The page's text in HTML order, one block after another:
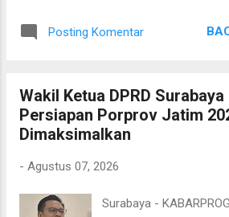
membawa sejumlah
jangan main-main
segera keluar dari tanah
Rahmat, objek tanah
warga. Koordinator aksi
Sudaryanto
Posting Komentar
Wakil Ketua DPRD
Persiapan Porprov Jatim
Dimaksimalkan
- Agustus 07, 2026
Surabaya -